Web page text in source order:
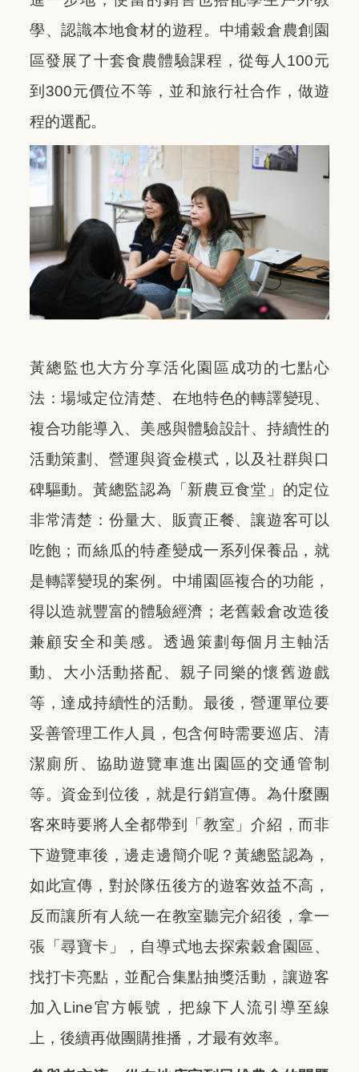
學、認識本地食材的遊程。中埔穀倉農創園
區發展了十套食農體驗課程，從每人100元
到300元價位不等，並和旅行社合作，做遊
程的選配。
黃總監也大方分享活化園區成功的七點心
法：場域定位清楚、在地特色的轉譯變現、
複合功能導入、美感與體驗設計、持續性的
活動策劃、營運與資金模式，以及社群與口
碑驅動。黃總監認為「新農豆食堂」的定位
非常清楚：份量大、販賣正餐、讓遊客可以
吃飽；而絲瓜的特產變成一系列保養品，就
是轉譯變現的案例。中埔園區複合的功能，
得以造就豐富的體驗經濟；老舊穀倉改造後
兼顧安全和美感。透過策劃每個月主軸活
動、大小活動搭配、親子同樂的懷舊遊戲
等，達成持續性的活動。最後，營運單位要
妥善管理工作人員，包含何時需要巡店、清
潔廁所、協助遊覽車進出園區的交通管制
等。資金到位後，就是行銷宣傳。為什麼團
客來時要將人全都帶到「教室」介紹，而非
下遊覽車後，邊走邊簡介呢？黃總監認為，
如此宣傳，對於隊伍後方的遊客效益不高，
反而讓所有人統一在教室聽完介紹後，拿一
張「尋寶卡」，自導式地去探索穀倉園區、
找打卡亮點，並配合集點抽獎活動，讓遊客
加入Line官方帳號，把線下人流引導至線
上，後續再做團購推播，才最有效率。